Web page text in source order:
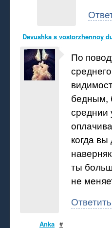
Devushka s vostorzhennoy
По
бедным,
среднии
когда
ты
не
Ответить
Anka #